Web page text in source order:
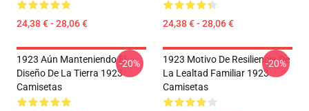
24,38 € - 28,06 € 24,38 € - 28,06 €
1923 Aún Manteniendo El
Diseño De La Tierra 1923
Camisetas
-20%
1923 Motivo De Resiliencia De
La Lealtad Familiar 1923
Camisetas
-20%